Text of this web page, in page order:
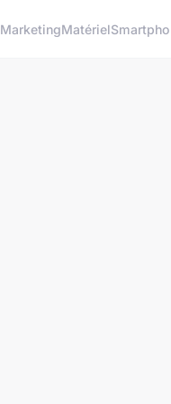
MarketingMatériel